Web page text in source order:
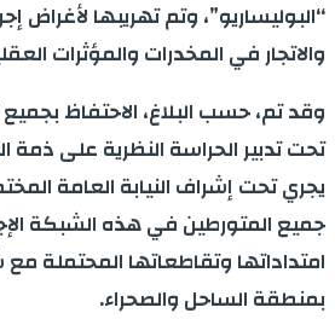
“البوليساريو”، وتم تهريبها لأغراض
والاتجار في المخدرات والمؤثرات
وقد تم، حسب البلاغ، الاحتفاظ
تحت تدبير الحراسة النظرية على ذمة
يجري تحت إشراف النيابة العامة
جميع المتورطين في هذه الشبكة
امتداداتها وتقاطعاتها المحتملة
بمنطقة الساحل والصحراء.